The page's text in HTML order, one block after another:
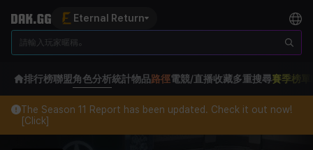
Eternal Return
排行榜聯盟角色分析統計物品路徑電競/直播收藏多重搜尋賽季榜單
The Season 11 Report has been updated. Check it out now!
[Click]